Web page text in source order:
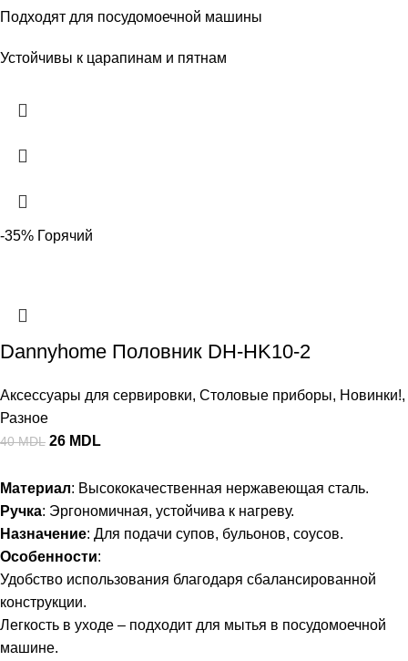
Подходят для посудомоечной машины
Устойчивы к царапинам и пятнам
-35% Горячий
Dannyhome Половник DH-HK10-2
Аксессуары для сервировки, Столовые приборы, Новинки!,
Разное
40MDL 26 MDL
Материал: Высококачественная нержавеющая сталь.
Ручка: Эргономичная, устойчива к нагреву.
Назначение: Для подачи супов, бульонов, соусов.
Особенности:
Удобство использования благодаря сбалансированной
конструкции.
Легкость в уходе – подходит для мытья в посудомоечной
машине.